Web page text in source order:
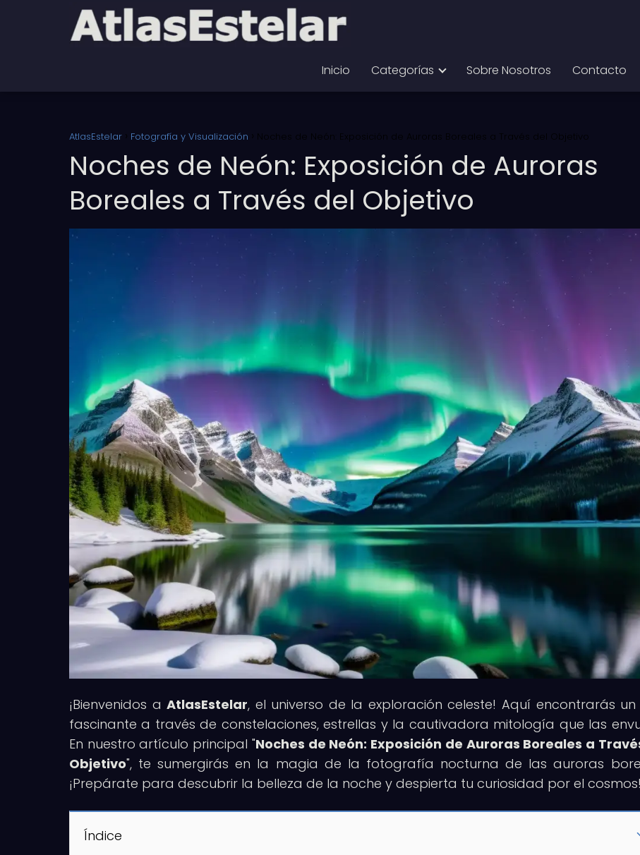
Inicio Categorías Sobre Nosotros Contacto
AtlasEstelar Fotografía y Visualización Noches de Neón: Exposición de Auroras Boreales a Través del Objetivo
Noches de Neón: Exposición de Auroras
Boreales a Través del Objetivo
¡Bienvenidos aAtlasEstelar, el universo de la exploración celeste! Aquí encontrarás un
fascinante a través de constelaciones, estrellas y la cautivadora mitología que las
En nuestro artículo principal "Noches de Neón: Exposición de Auroras Boreales a
Objetivo", te sumergirás en la magia de la fotografía nocturna de las auroras
¡Prepárate para descubrir la belleza de la noche y despierta tu curiosidad por el cosmos!
Índice